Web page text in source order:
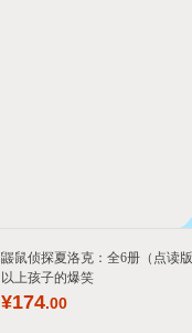
鼹鼠侦探夏洛克：全6册（点读
以上孩子的爆笑
¥174.00